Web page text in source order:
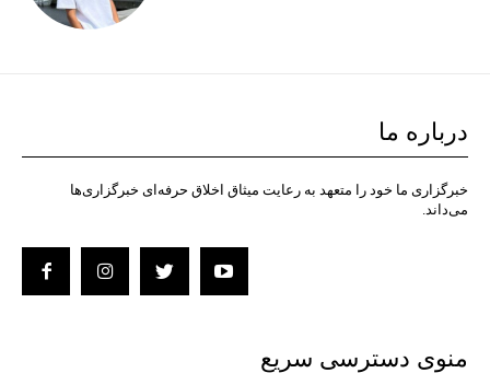
درباره ما
خبرگزاری ما خود را متعهد به رعایت میثاق اخلاق حرفه‌ای خبرگزاری‌ها
می‌داند.
منوی دسترسی سریع